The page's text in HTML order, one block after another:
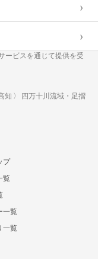
›
›
ービスを通じて提供を受
知
四万十川流域・足摺
プ
覧
一覧
一覧